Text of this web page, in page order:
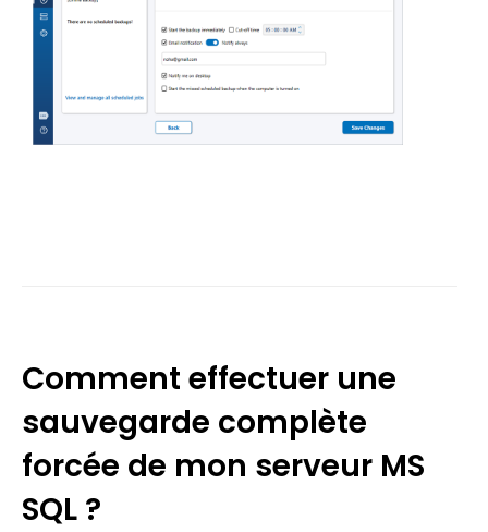
Comment effectuer une
sauvegarde complète
forcée de mon serveur MS
SQL ?